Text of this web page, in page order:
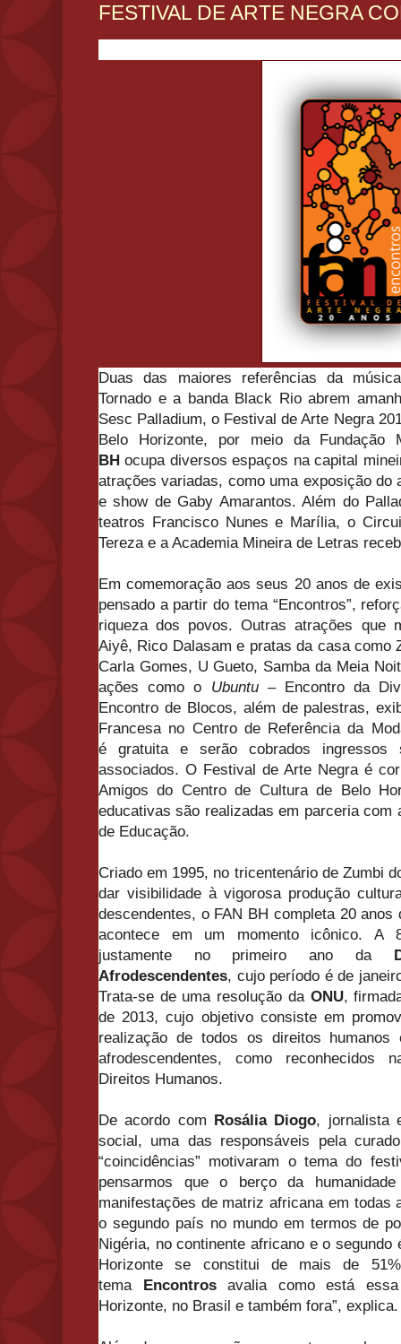
FESTIVAL DE ARTE NEGRA
Duas das maiores referências da
Tornado e a banda Black Rio abrem
Sesc Palladium, o Festival de Arte Negra
Belo Horizonte, por meio da
BH ocupa diversos espaços na capital
atrações variadas, como uma exposição do
e show de Gaby Amarantos. Além do
teatros Francisco Nunes e Marília, o
Tereza e a Academia Mineira de Letras
Em comemoração aos seus 20 anos de
pensado a partir do tema “Encontros”,
riqueza dos povos. Outras atrações que
Aiyê, Rico Dalasam e pratas da casa como
Carla Gomes, U Gueto, Samba da Meia
ações como o Ubuntu– Encontro da
Encontro de Blocos, além de palestras,
Francesa no Centro de Referência da
é gratuita e serão cobrados ingressos
associados. O Festival de Arte Negra é
Amigos do Centro de Cultura de Belo
educativas são realizadas em parceria com
de Educação.
Criado em 1995, no tricentenário de Zumbi
dar visibilidade à vigorosa produção
descendentes, o FAN BH completa 20
acontece em um momento icônico. A
justamente no primeiro ano da
Afrodescendentes, cujo período é de
Trata-se de uma resolução da ONU,
de 2013, cujo objetivo consiste em
realização de todos os direitos humanos
afrodescendentes, como reconhecidos
Direitos Humanos.
De acordo com Rosália Diogo, jornalista
social, uma das responsáveis pela
“coincidências” motivaram o tema do
pensarmos que o berço da
manifestações de matriz africana em todas
o segundo país no mundo em termos de
Nigéria, no continente africano e o
Horizonte se constitui de mais de
tema
Encontrosavalia como está essa
Horizonte, no Brasil e também fora”, explica.